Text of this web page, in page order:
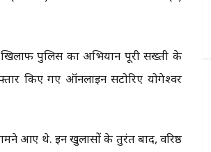
पुलिस का अभियान पूरी सख्ती के
किए गए ऑनलाइन सटोरिए योगेश्वर
आए थे. इन खुलासों के तुरंत बाद, वरिष्ठ